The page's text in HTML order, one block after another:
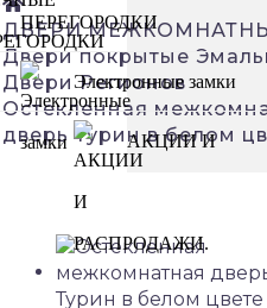
ПЕРЕГОРОДКИ
Электронные замки
АКЦИИ И
ДВЕРИ
Двери покрытые
Двери Регионов
Остекленная
дверь Турин в белом